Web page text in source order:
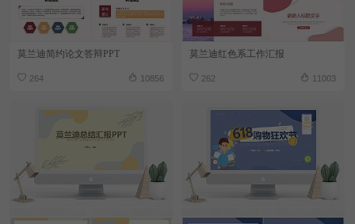
莫兰迪简约论文答辩PPT
264 10856
莫兰迪红色系工作汇报
262 11003